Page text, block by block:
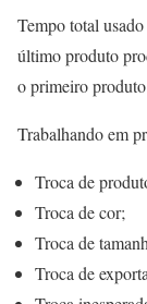
Tempo total
último produto
o primeiro
Trabalhando em
Troca de
Troca de cor;
Troca de
Troca de